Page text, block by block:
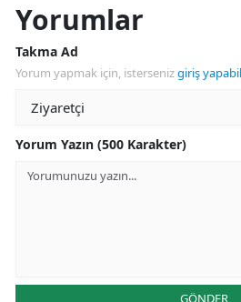
Yorumlar
Takma Ad
Yorum yapmak için, istersenizgiriş
Yorum Yazın (500 Karakter)
GÖNDER